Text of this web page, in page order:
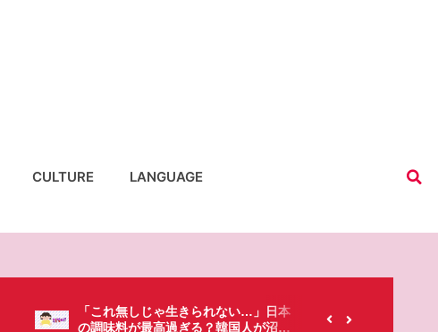
CULTURE LANGUAGE
【韓国にもあるのに…】なぜ日本のセ
ブンイレブンが韓国人に人気なの？